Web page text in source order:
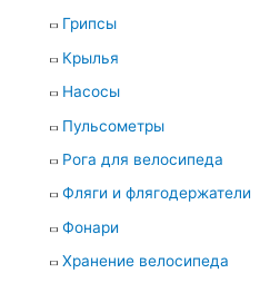
Грипсы
Крылья
Насосы
Пульсометры
Рога для велосипеда
Фляги и флягодержатели
Фонари
Хранение велосипеда